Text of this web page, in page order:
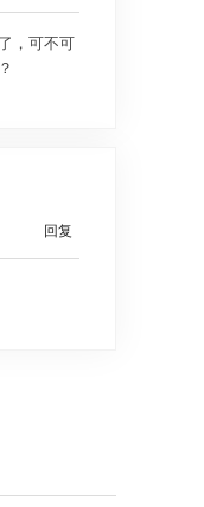
，可不可
回复